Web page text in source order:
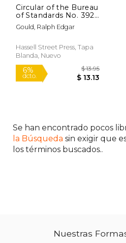
Circular of the Bureau
of Standards No. 392:
Testing of
Timepieces; NBS
Inglés)
Gould, Ralph Edgar
Hassell Street Press, Tapa
Blanda, Nuevo
6%
dcto.
$ 13.95
$ 13.13
Se han encontrado pocos
la Búsqueda sin exigir que
los términos buscados..
Nuestras